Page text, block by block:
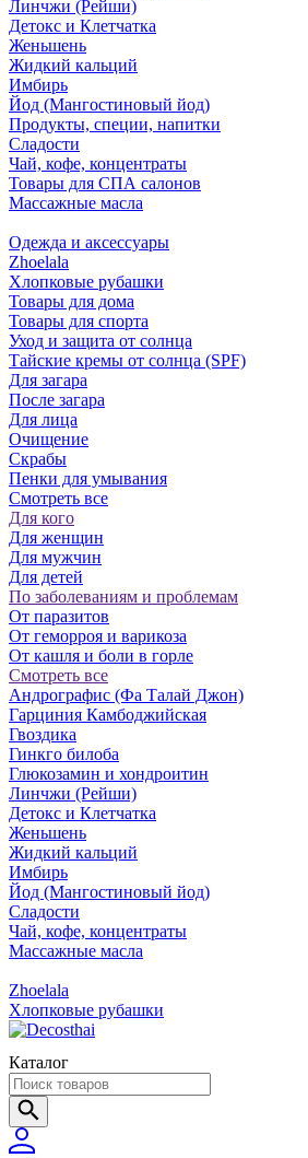
Линчжи (Рейши)
Детокс и Клетчатка
Женьшень
Жидкий кальций
Имбирь
Йод (Мангостиновый йод)
Продукты, специи, напитки
Сладости
Чай, кофе, концентраты
Товары для СПА салонов
Массажные масла
Одежда и аксессуары
Zhoelala
Хлопковые рубашки
Товары для дома
Товары для спорта
Уход и защита от солнца
Тайские кремы от солнца (SPF)
Для загара
После загара
Для лица
Очищение
Скрабы
Пенки для умывания
Смотреть все
Для кого
Для женщин
Для мужчин
Для детей
По заболеваниям и проблемам
От паразитов
Oт геморроя и варикоза
От кашля и боли в горле
Смотреть все
Андрографис (Фа Талай Джон)
Гарциния Камбоджийская
Гвоздика
Гинкго билоба
Глюкозамин и хондроитин
Линчжи (Рейши)
Детокс и Клетчатка
Женьшень
Жидкий кальций
Имбирь
Йод (Мангостиновый йод)
Сладости
Чай, кофе, концентраты
Массажные масла
Zhoelala
Хлопковые рубашки
Каталог